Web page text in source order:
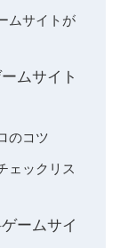
ムサイトが
ムサイト
のコツ
ェックリス
ームサイ